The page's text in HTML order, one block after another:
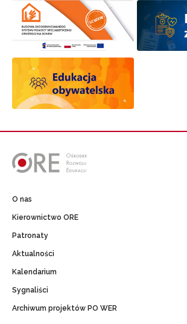
O nas
Kierownictwo ORE
Patronaty
Aktualności
Kalendarium
Sygnaliści
Archiwum projektów PO WER